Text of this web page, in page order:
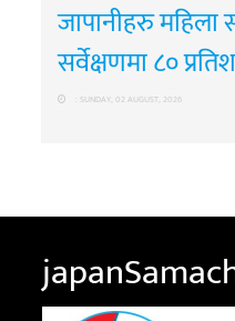
जापानीहरु महिला
सर्वेक्षणमा ८०
: SUNDAY, 02 AUGUST, 2026